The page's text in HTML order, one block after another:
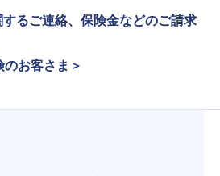
るご連絡、保険金などのご請求
のお客さま＞